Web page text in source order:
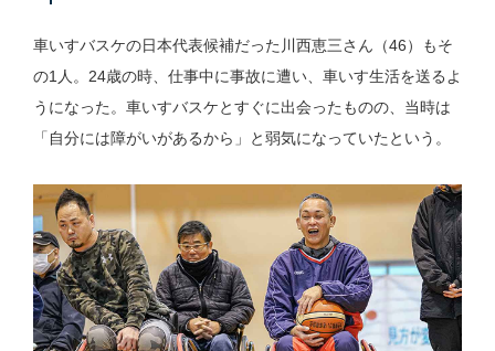
車いすバスケの日本代表候補だった川西恵三さん（46）もそ
の1人。24歳の時、仕事中に事故に遭い、車いす生活を送るよ
うになった。車いすバスケとすぐに出会ったものの、当時は
「自分には障がいがあるから」と弱気になっていたという。